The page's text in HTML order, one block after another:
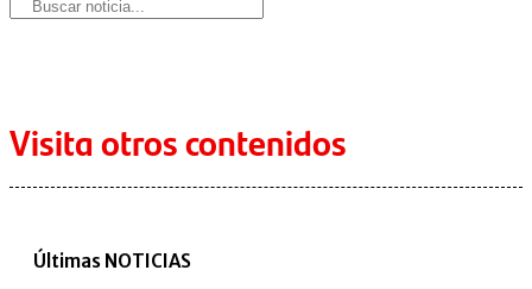
Visita otros contenidos
Últimas NOTICIAS